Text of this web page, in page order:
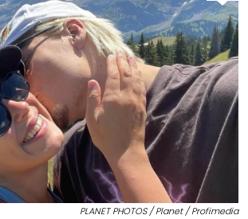
PLANET PHOTOS / Planet / Profimedia